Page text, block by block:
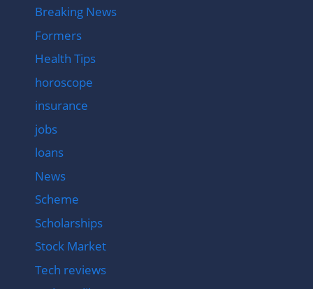
Breaking News
Formers
Health Tips
horoscope
insurance
jobs
loans
News
Scheme
Scholarships
Stock Market
Tech reviews